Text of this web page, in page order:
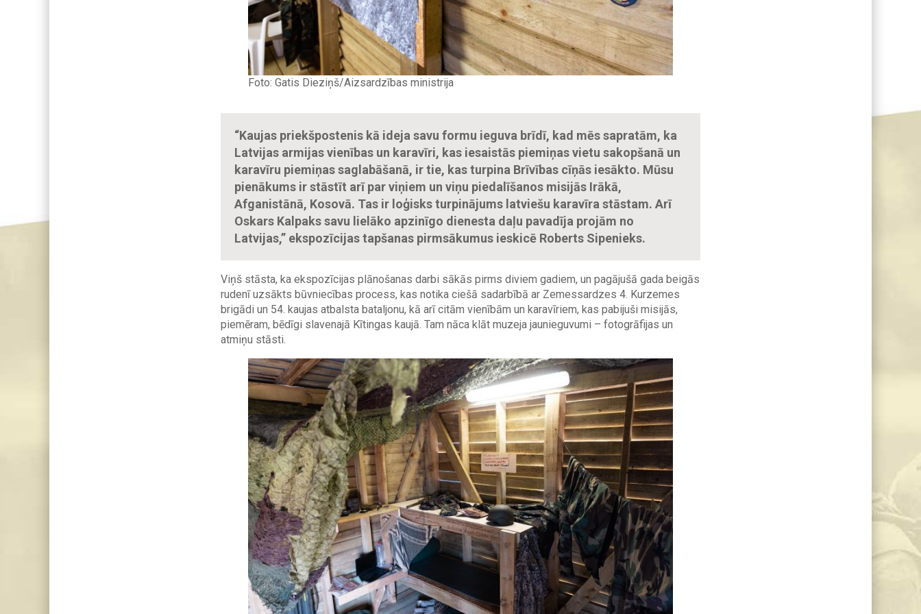
Foto: Gatis Dieziņš/Aizsardzības ministrija
“Kaujas priekšpostenis kā ideja savu formu ieguva brīdī, kad mēs sapratām, ka
Latvijas armijas vienības un karavīri, kas iesaistās piemiņas vietu sakopšanā un
karavīru piemiņas saglabāšanā, ir tie, kas turpina Brīvības cīņās iesākto. Mūsu
pienākums ir stāstīt arī par viņiem un viņu piedalīšanos misijās Irākā,
Afganistānā, Kosovā. Tas ir loģisks turpinājums latviešu karavīra stāstam. Arī
Oskars Kalpaks savu lielāko apzinīgo dienesta daļu pavadīja projām no
Latvijas,” ekspozīcijas tapšanas pirmsākumus ieskicē Roberts Sipenieks.
Viņš stāsta, ka ekspozīcijas plānošanas darbi sākās pirms diviem gadiem, un pagājušā gada beigās
rudenī uzsākts būvniecības process, kas notika ciešā sadarbībā ar Zemessardzes 4. Kurzemes
brigādi un 54. kaujas atbalsta bataljonu, kā arī citām vienībām un karavīriem, kas pabijuši misijās,
piemēram, bēdīgi slavenajā Kītingas kaujā. Tam nāca klāt muzeja jaunieguvumi – fotogrāfijas un
atmiņu stāsti.
Image